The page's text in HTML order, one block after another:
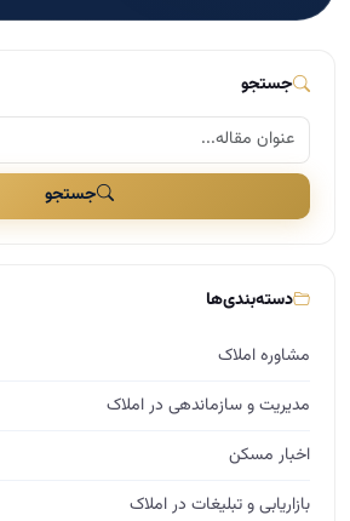
جستجو
جستجو
دسته‌بندی‌ها
مشاوره املاک
مدیریت و سازماندهی در املاک
اخبار مسکن
بازاریابی و تبلیغات در املاک